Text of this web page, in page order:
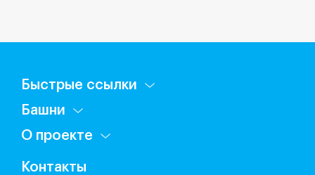
Быстрые ссылки
Башни
О проекте
Контакты